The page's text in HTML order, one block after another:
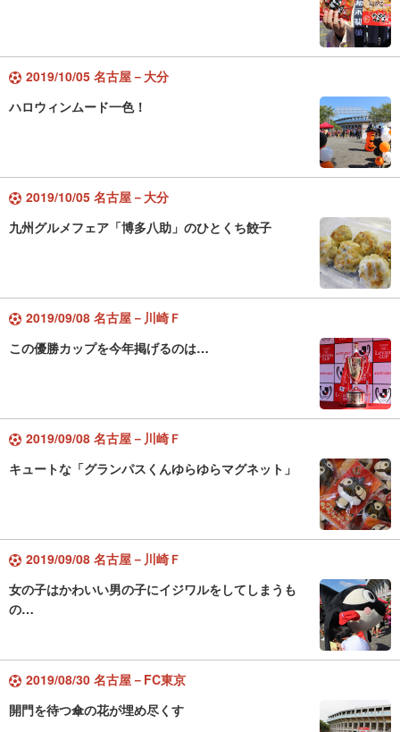
2019/10/05 名古屋－大分
ハロウィンムード一色！
2019/10/05 名古屋－大分
九州グルメフェア「博多八助」のひとくち餃子
2019/09/08 名古屋－川崎Ｆ
この優勝カップを今年掲げるのは…
2019/09/08 名古屋－川崎Ｆ
キュートな「グランパスくんゆらゆらマグネット」
2019/09/08 名古屋－川崎Ｆ
女の子はかわいい男の子にイジワルをしてしまうも
の…
2019/08/30 名古屋－FC東京
開門を待つ傘の花が埋め尽くす